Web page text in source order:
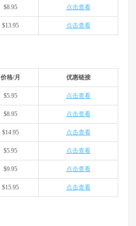
$8.95 点击查看
$13.95 点击查看
价格/月 优惠链接
$5.95 点击查看
$8.95 点击查看
$14.95 点击查看
$5.95 点击查看
$9.95 点击查看
$15.95 点击查看